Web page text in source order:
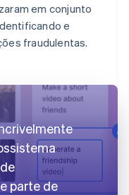
em conjunto
e
fraudulentas.
parte de